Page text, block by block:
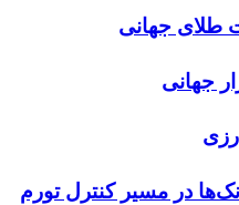
طلای جهانی
جهانی
در مسیر کنترل تورم